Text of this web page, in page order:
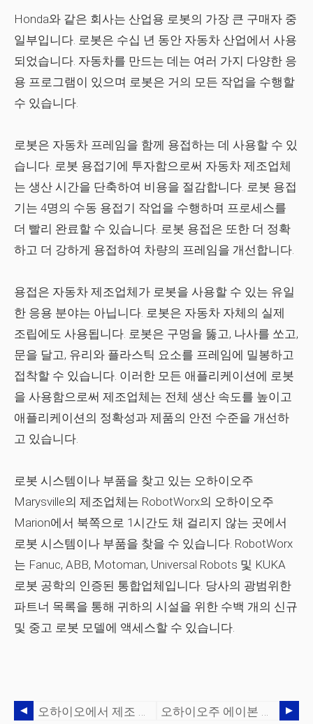
Honda와 같은 회사는 산업용 로봇의 가장 큰 구매자 중
일부입니다. 로봇은 수십 년 동안 자동차 산업에서 사용
되었습니다. 자동차를 만드는 데는 여러 가지 다양한 응
용 프로그램이 있으며 로봇은 거의 모든 작업을 수행할
수 있습니다.
로봇은 자동차 프레임을 함께 용접하는 데 사용할 수 있
습니다. 로봇 용접기에 투자함으로써 자동차 제조업체
는 생산 시간을 단축하여 비용을 절감합니다. 로봇 용접
기는 4명의 수동 용접기 작업을 수행하며 프로세스를
더 빨리 완료할 수 있습니다. 로봇 용접은 또한 더 정확
하고 더 강하게 용접하여 차량의 프레임을 개선합니다.
용접은 자동차 제조업체가 로봇을 사용할 수 있는 유일
한 응용 분야는 아닙니다. 로봇은 자동차 자체의 실제
조립에도 사용됩니다. 로봇은 구멍을 뚫고, 나사를 쏘고,
문을 달고, 유리와 플라스틱 요소를 프레임에 밀봉하고
접착할 수 있습니다. 이러한 모든 애플리케이션에 로봇
을 사용함으로써 제조업체는 전체 생산 속도를 높이고
애플리케이션의 정확성과 제품의 안전 수준을 개선하
고 있습니다.
로봇 시스템이나 부품을 찾고 있는 오하이오주
Marysville의 제조업체는 RobotWorx의 오하이오주
Marion에서 북쪽으로 1시간도 채 걸리지 않는 곳에서
로봇 시스템이나 부품을 찾을 수 있습니다. RobotWorx
는 Fanuc, ABB, Motoman, Universal Robots 및 KUKA
로봇 공학의 인증된 통합업체입니다. 당사의 광범위한
파트너 목록을 통해 귀하의 시설을 위한 수백 개의 신규
및 중고 로봇 모델에 액세스할 수 있습니다.
오하이오에서 제조 – 더 이상 금속에 관한 것이 아닙니다. 오하이오주 에이본 레이크 소재 제조 및 폴리머